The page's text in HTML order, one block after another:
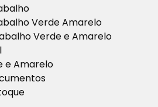
Verde Amarelo
Verde e Amarelo
e Amarelo